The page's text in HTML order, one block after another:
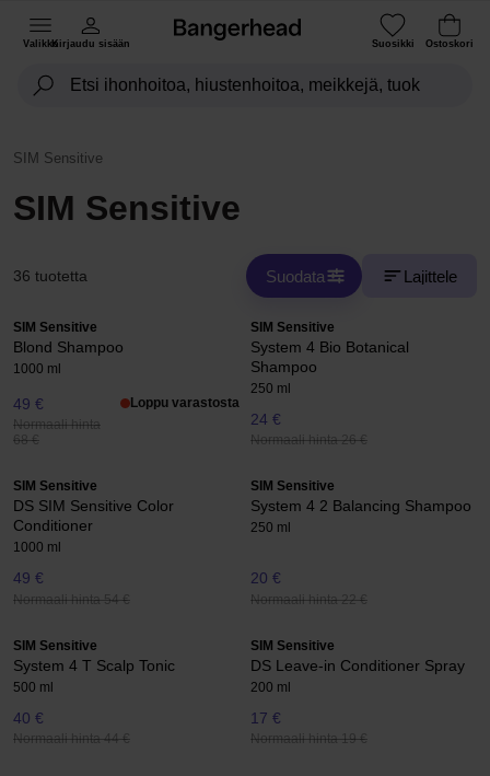
ValikkoKirjaudu sisään Suosikki Ostoskori
SIM Sensitive
SIM Sensitive
36 tuotetta Suodata Lajittele
SIM Sensitive
Blond Shampoo
1000 ml
49 €
Normaali hinta
68 €
Loppu varastosta
SIM Sensitive
System 4 Bio Botanical
Shampoo
250 ml
24 €
Normaali hinta 26 €
SIM Sensitive
DS SIM Sensitive Color
Conditioner
1000 ml
49 €
Normaali hinta 54 €
SIM Sensitive
System 4 2 Balancing Shampoo
250 ml
20 €
Normaali hinta 22 €
SIM Sensitive
System 4 T Scalp Tonic
500 ml
40 €
Normaali hinta 44 €
SIM Sensitive
DS Leave-in Conditioner Spray
200 ml
17 €
Normaali hinta 19 €